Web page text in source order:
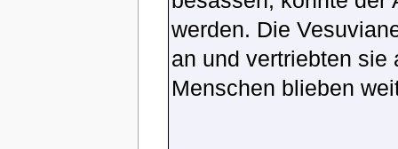
werden. Die
an und vertriebten sie
Menschen blieben